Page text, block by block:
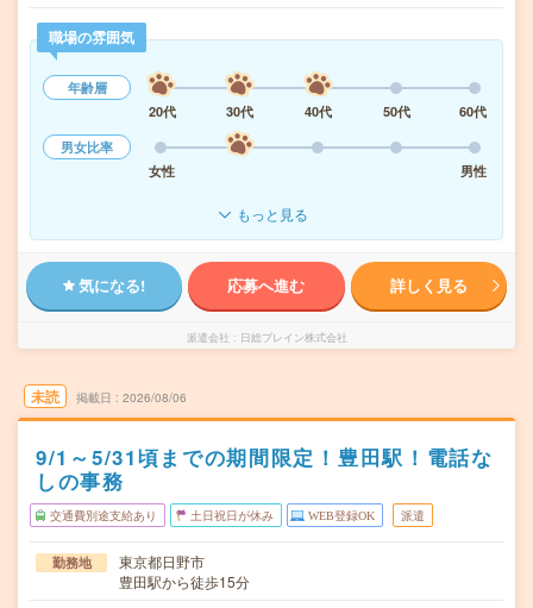
職場の雰囲気
年齢層
20代
30代 40代 50代
60代
男女比率
女性
男性
もっと見る
気になる! 応募へ進む 詳しく見る
派遣会社 日総ブレイン株式会社
未読 掲載日 2026/08/06
9/1～5/31頃までの期間限定！豊田駅！電話な
しの事務
交通費別途支給あり 土日祝日が休み WEB登録OK 派遣
勤務地
東京都日野市
豊田駅から徒歩15分